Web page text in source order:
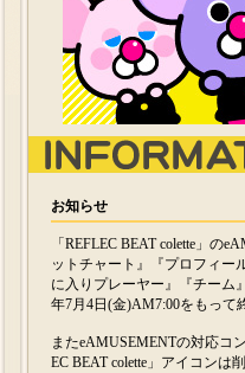
お知らせ
「REFLEC BEAT colette」の
ットチャート』『プロフィー
に入りプレーヤー』『チーム
年7月4日(金)AM7:00をもって
またeAMUSEMENTの対応コ
EC BEAT colette」アイコンは